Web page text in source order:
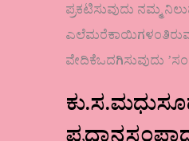
ಪ್ರಕಟಿಸುವುದು ನಮ್ಮ
ವೇದಿಕೆಒದಗಿಸುವುದು